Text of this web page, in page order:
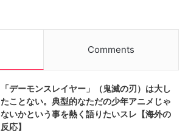
Comments
「デーモンスレイヤー」（鬼滅の刃）は大し
たことない。典型的なただの少年アニメじゃ
ないかという事を熱く語りたいスレ【海外の
反応】